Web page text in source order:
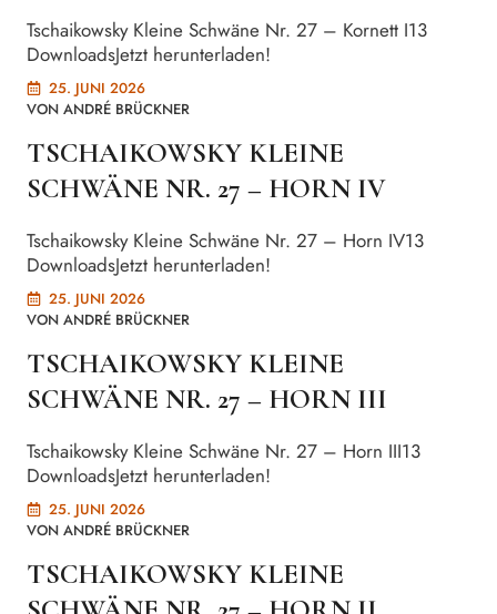
Tschaikowsky Kleine Schwäne Nr. 27 – Kornett I13
DownloadsJetzt herunterladen!
25. JUNI 2026
VON ANDRÉ BRÜCKNER
TSCHAIKOWSKY KLEINE
SCHWÄNE NR. 27 – HORN IV
Tschaikowsky Kleine Schwäne Nr. 27 – Horn IV13
DownloadsJetzt herunterladen!
25. JUNI 2026
VON ANDRÉ BRÜCKNER
TSCHAIKOWSKY KLEINE
SCHWÄNE NR. 27 – HORN III
Tschaikowsky Kleine Schwäne Nr. 27 – Horn III13
DownloadsJetzt herunterladen!
25. JUNI 2026
VON ANDRÉ BRÜCKNER
TSCHAIKOWSKY KLEINE